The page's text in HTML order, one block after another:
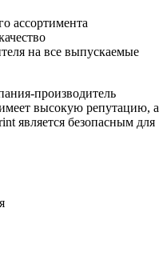
ассортимента
на все выпускаемые
производитель
высокую репутацию, а
является безопасным для